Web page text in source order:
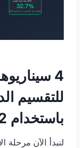
4
للتقسيم
باستخدام GPT-image-2